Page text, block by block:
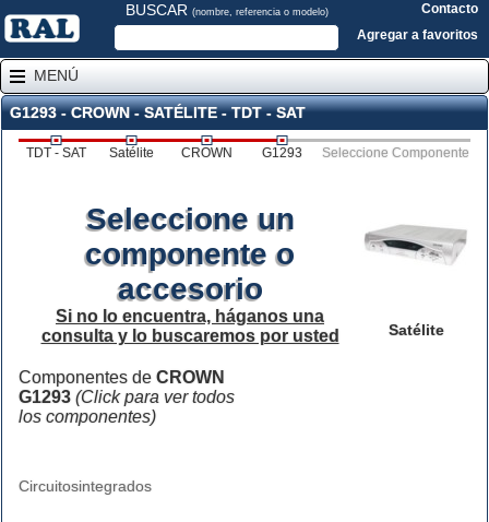
BUSCAR (nombre, referencia o modelo)
Contacto
Agregar a favoritos
MENÚ
G1293 - CROWN - SATÉLITE - TDT - SAT
TDT - SAT Satélite CROWN G1293 Seleccione Componente
Satélite
Seleccione un
componente o
accesorio
Si no lo encuentra, háganos una
consulta y lo buscaremos por usted
Componentes de CROWN
G1293 (Click para ver todos
los componentes)
Circuitosintegrados